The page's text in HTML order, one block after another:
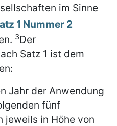
im Sinne
1 Nummer 2
3Der
Satz 1 ist dem
Jahr der Anwendung
fünf
jeweils in Höhe von